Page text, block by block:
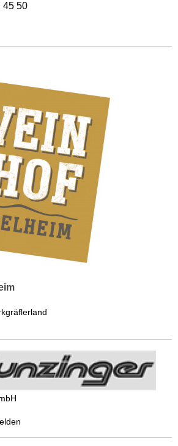
45 50